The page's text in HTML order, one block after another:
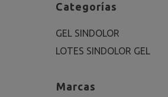
Categorías
GEL SINDOLOR
LOTES SINDOLOR GEL
Marcas